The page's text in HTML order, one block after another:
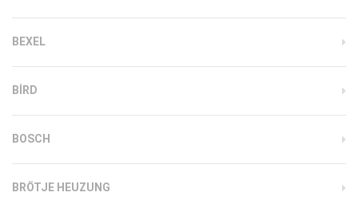
BEXEL
BIRD
BOSCH
BRÖTJE HEUZUNG